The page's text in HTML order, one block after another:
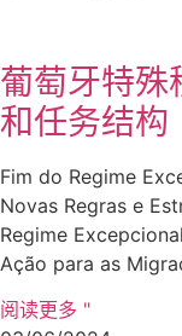
葡萄牙特殊
和任务结构
Fim do Regime
Novas Regras e
Regime
Ação para as
阅读更多 "